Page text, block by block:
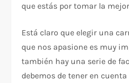
que estás por tomar la
Está claro que elegir una
que nos apasione es muy
también hay una serie de
debemos de tener en